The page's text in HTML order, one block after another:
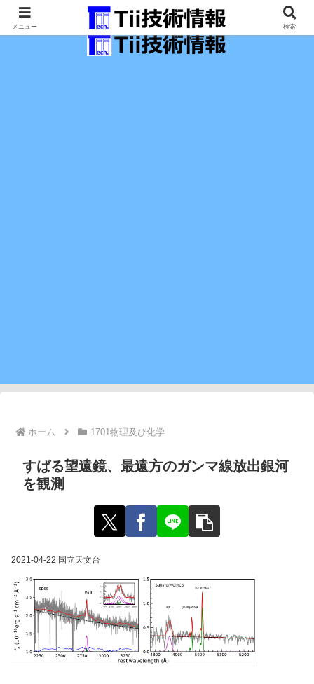
最新の科学技術の情報インフラ。
ホーム 1701物理及び化学
すばる望遠鏡、最遠方のガンマ線放出銀河
を観測
2021-04-22 国立天文台
メニュー 検索